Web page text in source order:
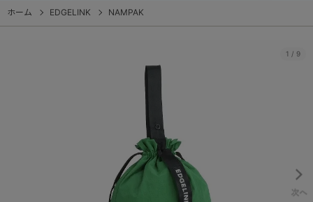
ホーム EDGELINK NAMPAK
1 / 9